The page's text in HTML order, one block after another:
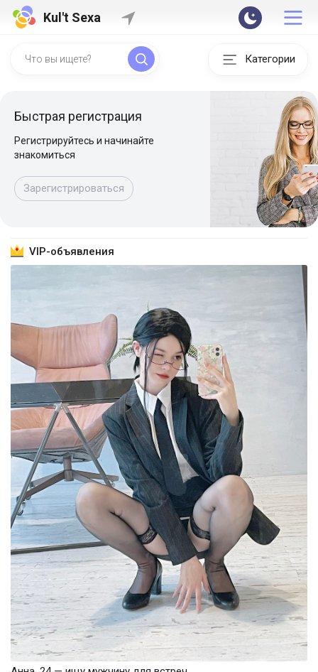
Kul't Sexa
Категории
Быстрая регистрация
Регистрируйтесь и начинайте
знакомиться
Зарегистрироваться
VIP-объявления